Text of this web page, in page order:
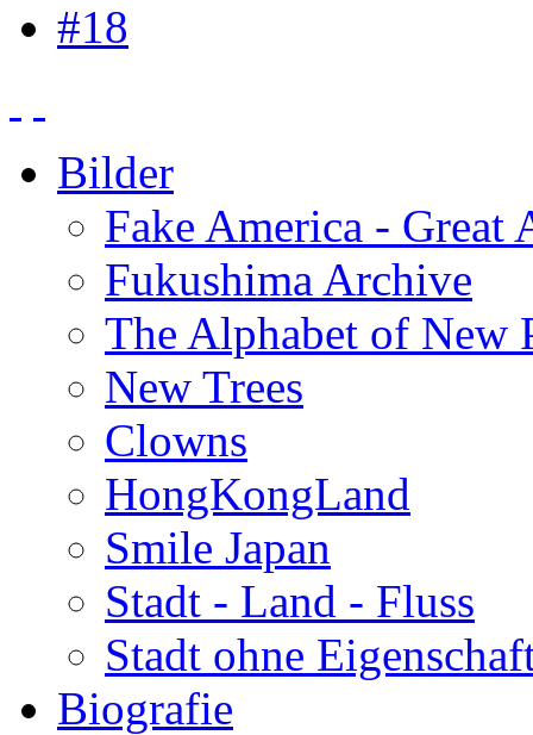
#18
Bilder
Fake America - Great
Fukushima Archive
The Alphabet of New
New Trees
Clowns
HongKongLand
Smile Japan
Stadt - Land - Fluss
Stadt ohne
Biografie